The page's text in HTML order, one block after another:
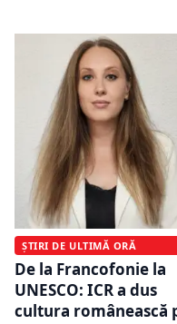
ȘTIRI DE ULTIMĂ ORĂ
De la Francofonie la
UNESCO: ICR a dus
cultura românească